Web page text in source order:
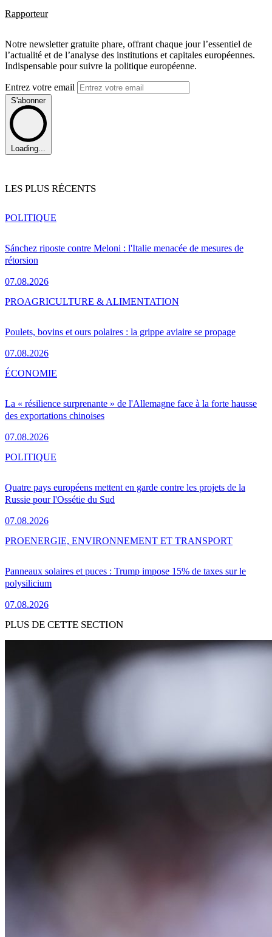
Rapporteur
Notre newsletter gratuite phare, offrant chaque jour l’essentiel de
l’actualité et de l’analyse des institutions et capitales européennes.
Indispensable pour suivre la politique européenne.
Entrez votre email
S'abonner
Loading...
LES PLUS RÉCENTS
Sánchez riposte contre Meloni : l'Italie menacée de mesures de
rétorsion
07.08.2026
POLITIQUE
Poulets, bovins et ours polaires : la grippe aviaire se propage
07.08.2026
PROAGRICULTURE & ALIMENTATION
La « résilience surprenante » de l'Allemagne face à la forte hausse
des exportations chinoises
07.08.2026
ÉCONOMIE
Quatre pays européens mettent en garde contre les projets de la
Russie pour l'Ossétie du Sud
07.08.2026
POLITIQUE
Panneaux solaires et puces : Trump impose 15% de taxes sur le
polysilicium
07.08.2026
PROENERGIE, ENVIRONNEMENT ET TRANSPORT
PLUS DE CETTE SECTION